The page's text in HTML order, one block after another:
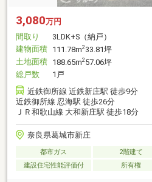
3,080万円
間取り
3LDK+S（納戸）
建物面積 111.78m233.81坪
土地面積 188.65m257.06坪
総戸数
1戸
近鉄御所線 近鉄新庄駅 徒歩9分
近鉄御所線 忍海駅 徒歩26分
ＪＲ和歌山線 大和新庄駅 徒歩18分
奈良県葛城市新庄
都市ガス 2階建て
建設住宅性能評価付
所有権